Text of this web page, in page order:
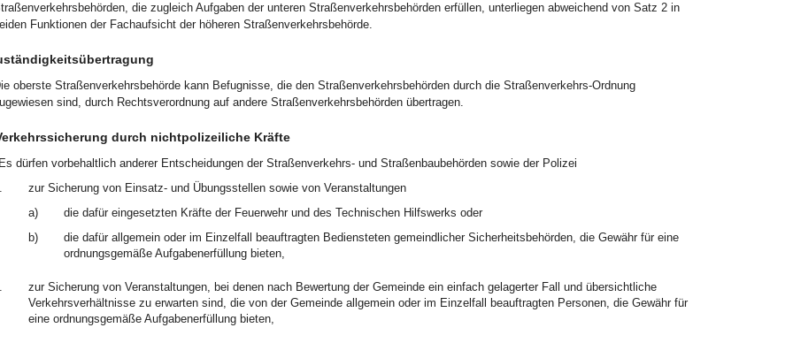
die zugleich Aufgaben der unteren Straßenverkehrsbehörden erfüllen, unterliegen abweichend von Satz 2 in
Funktionen der Fachaufsicht der höheren Straßenverkehrsbehörde.
oberste Straßenverkehrsbehörde kann Befugnisse, die den Straßenverkehrsbehörden durch die Straßenverkehrs-Ordnung
sind, durch Rechtsverordnung auf andere Straßenverkehrsbehörden übertragen.
durch nichtpolizeiliche Kräfte
Es dürfen vorbehaltlich anderer Entscheidungen der Straßenverkehrs- und Straßenbaubehörden sowie der Polizei
zur Sicherung von Einsatz- und Übungsstellen sowie von Veranstaltungen
a)
die dafür eingesetzten Kräfte der Feuerwehr und des Technischen Hilfswerks oder
b)
die dafür allgemein oder im Einzelfall beauftragten Bediensteten gemeindlicher Sicherheitsbehörden, die Gewähr für eine
ordnungsgemäße Aufgabenerfüllung bieten,
zur Sicherung von Veranstaltungen, bei denen nach Bewertung der Gemeinde ein einfach gelagerter Fall und übersichtliche
Verkehrsverhältnisse zu erwarten sind, die von der Gemeinde allgemein oder im Einzelfall beauftragten Personen, die Gewähr für
eine ordnungsgemäße Aufgabenerfüllung bieten,